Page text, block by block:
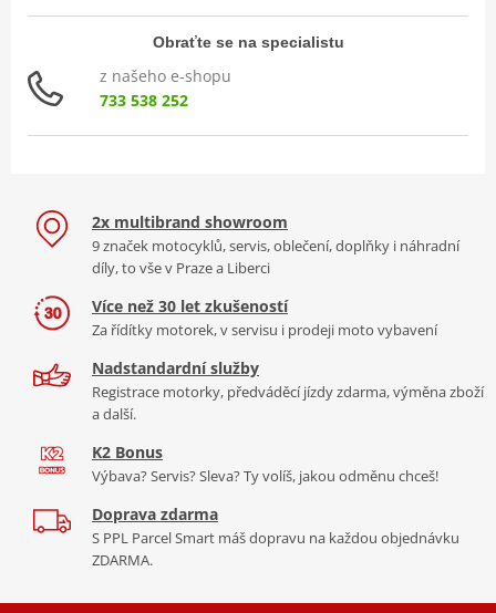
Obraťte se na specialistu
z našeho e-shopu
733 538 252
2x multibrand showroom
9 značek motocyklů, servis, oblečení, doplňky i náhradní
díly, to vše v Praze a Liberci
Více než 30 let zkušeností
Za řídítky motorek, v servisu i prodeji moto vybavení
Nadstandardní služby
Registrace motorky, předváděcí jízdy zdarma, výměna zboží
a další.
K2 Bonus
Výbava? Servis? Sleva? Ty volíš, jakou odměnu chceš!
Doprava zdarma
S PPL Parcel Smart máš dopravu na každou objednávku
ZDARMA.